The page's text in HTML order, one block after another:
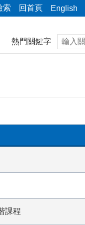
索 回首頁 English
熱門關鍵字
課程